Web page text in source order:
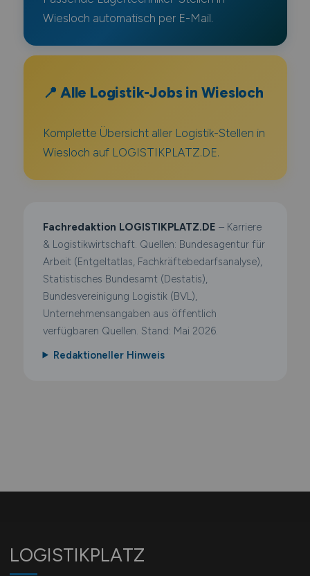
Wiesloch automatisch per E-Mail.
📍 Alle Logistik-Jobs in Wiesloch
Komplette Übersicht aller Logistik-Stellen in
Wiesloch auf LOGISTIKPLATZ.DE.
Fachredaktion LOGISTIKPLATZ.DE – Karriere
& Logistikwirtschaft. Quellen: Bundesagentur für
Arbeit (Entgeltatlas, Fachkräftebedarfsanalyse),
Statistisches Bundesamt (Destatis),
Bundesvereinigung Logistik (BVL),
Unternehmensangaben aus öffentlich
verfügbaren Quellen. Stand: Mai 2026.
Redaktioneller Hinweis
LOGISTIKPLATZ